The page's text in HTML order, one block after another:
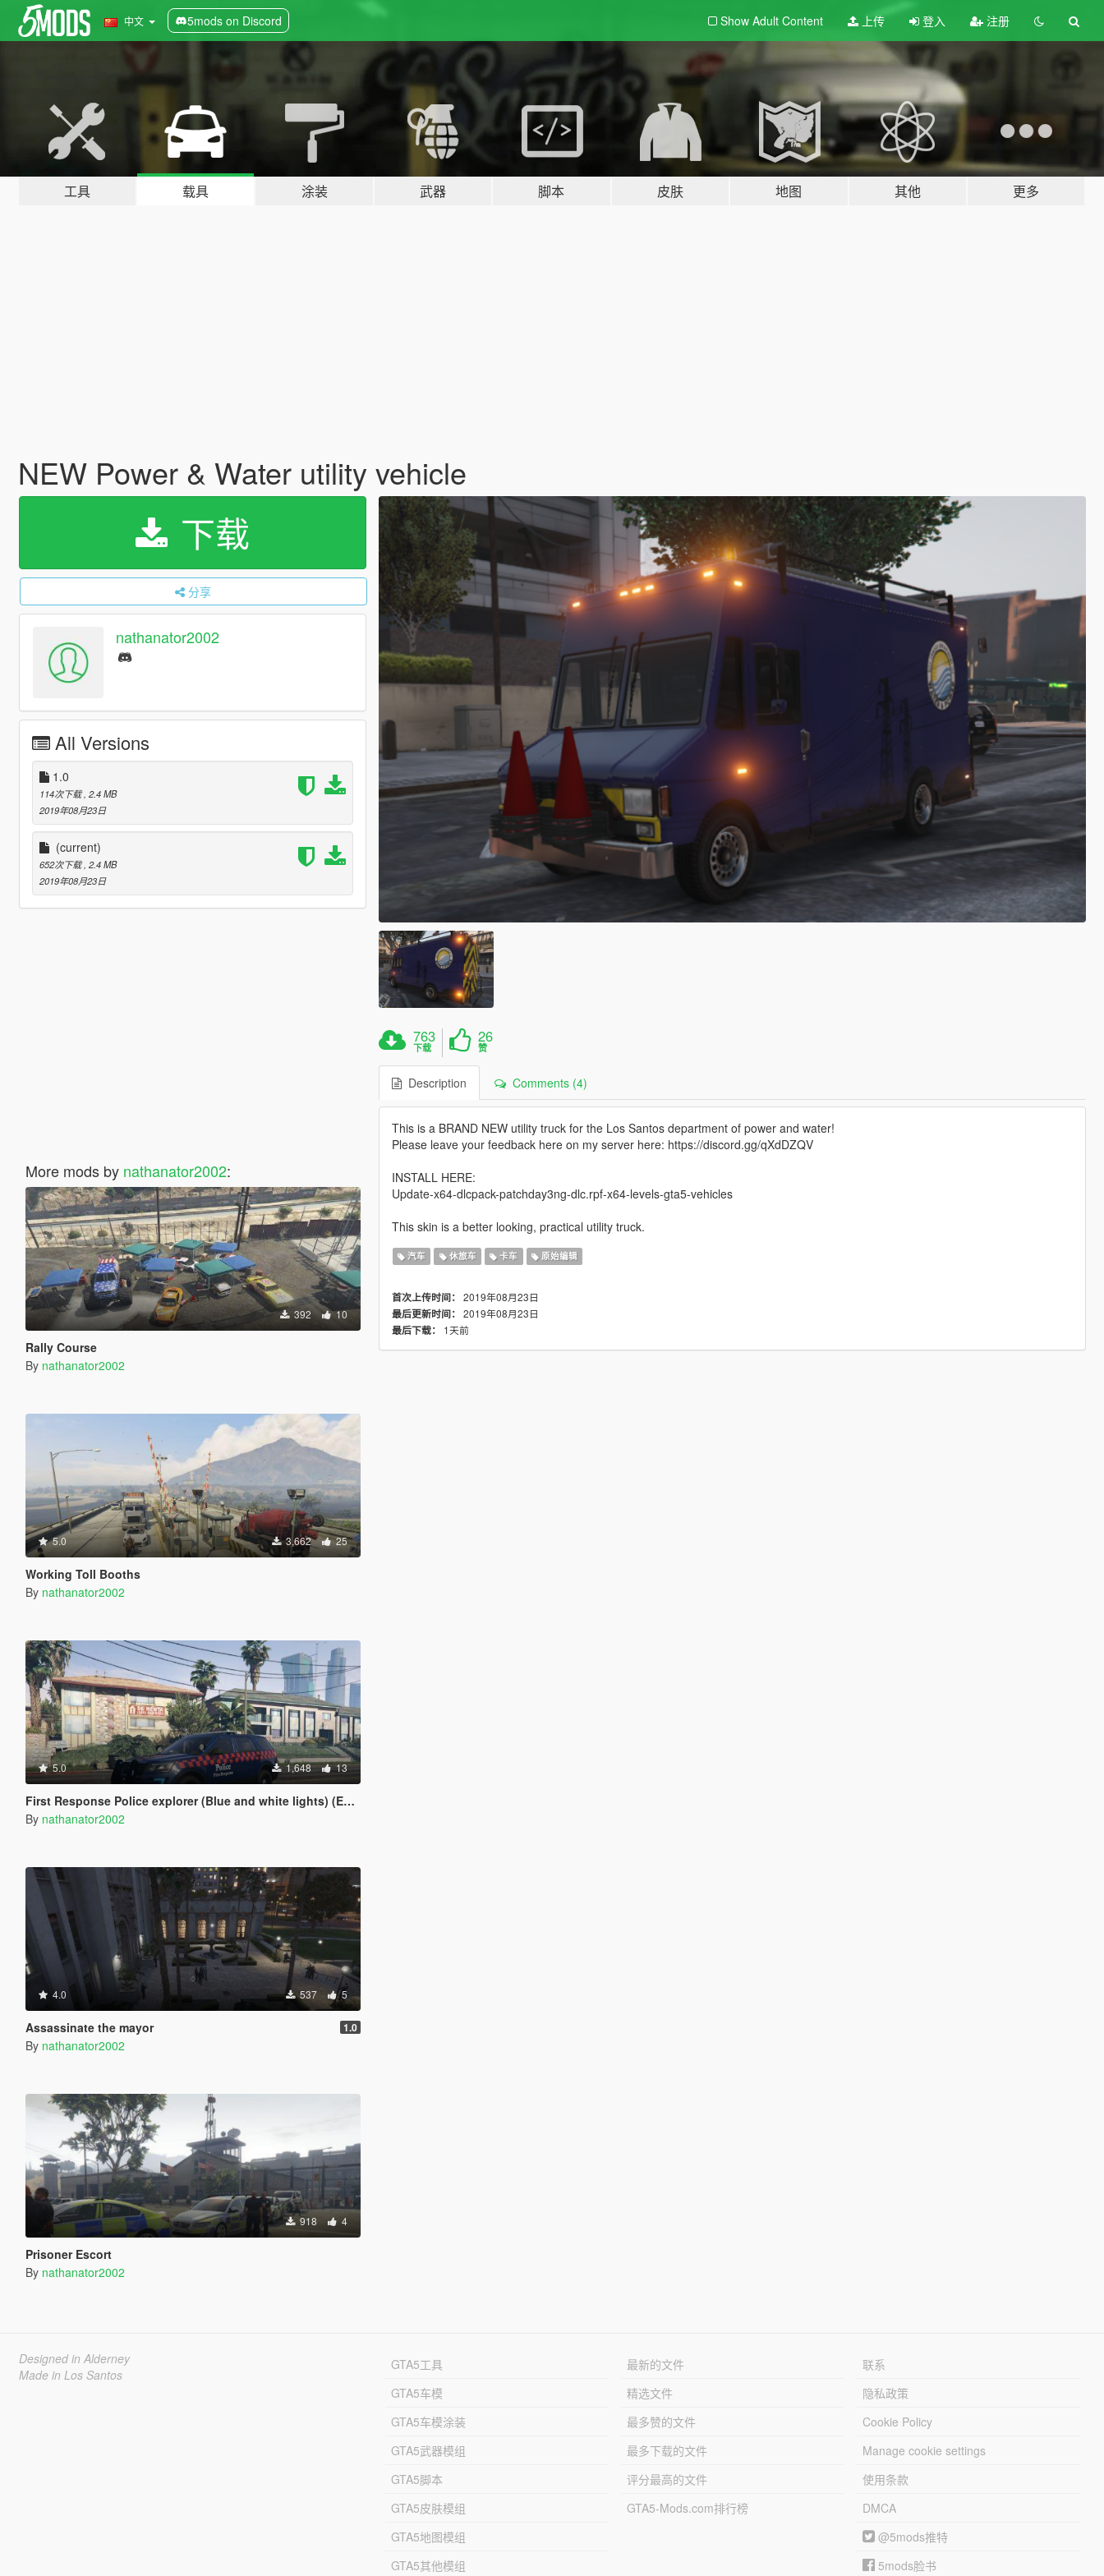
中文 5mods on Discord Show Adult Content 上传 登入 注册
工具 载具 涂装 武器 脚本 皮肤 地图 其他 更多
NEW Power & Water utility vehicle
下载
分享
nathanator2002
All Versions
1.0
114次下载 , 2.4 MB
2019年08月23日
(current)
652次下载 , 2.4 MB
2019年08月23日
More mods by nathanator2002:
392 10
Rally Course
By nathanator2002
5.0 3,662 25
Working Toll Booths
By nathanator2002
5.0 1,648 13
First Response Police explorer (Blue and white lights) (ELS)
By nathanator2002
4.0 537 5
Assassinate the mayor 1.0
By nathanator2002
918 4
Prisoner Escort
By nathanator2002
763
下载
26
赞
Description Comments (4)
This is a BRAND NEW utility truck for the Los Santos department of power and water!
Please leave your feedback here on my server here: https://discord.gg/qXdDZQV
INSTALL HERE:
Update-x64-dlcpack-patchday3ng-dlc.rpf-x64-levels-gta5-vehicles
This skin is a better looking, practical utility truck.
汽车 休旅车 卡车 原始编辑
首次上传时间： 2019年08月23日
最后更新时间： 2019年08月23日
最后下载：
1天前
Designed in Alderney
Made in Los Santos
GTA5工具
GTA5车模
GTA5车模涂装
GTA5武器模组
GTA5脚本
GTA5皮肤模组
GTA5地图模组
GTA5其他模组
最新的文件
精选文件
最多赞的文件
最多下载的文件
评分最高的文件
GTA5-Mods.com排行榜
联系
隐私政策
Cookie Policy
Manage cookie settings
使用条款
DMCA
@5mods推特
5mods脸书